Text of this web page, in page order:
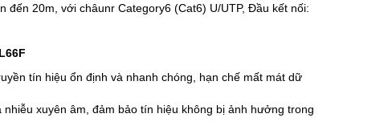
đến 20m, với châunr Category6 (Cat6) U/UTP, Đầu kết nối:
tín hiệu ổn định và nhanh chóng, hạn chế mất mát dữ
xuyên âm, đảm bảo tín hiệu không bị ảnh hưởng trong